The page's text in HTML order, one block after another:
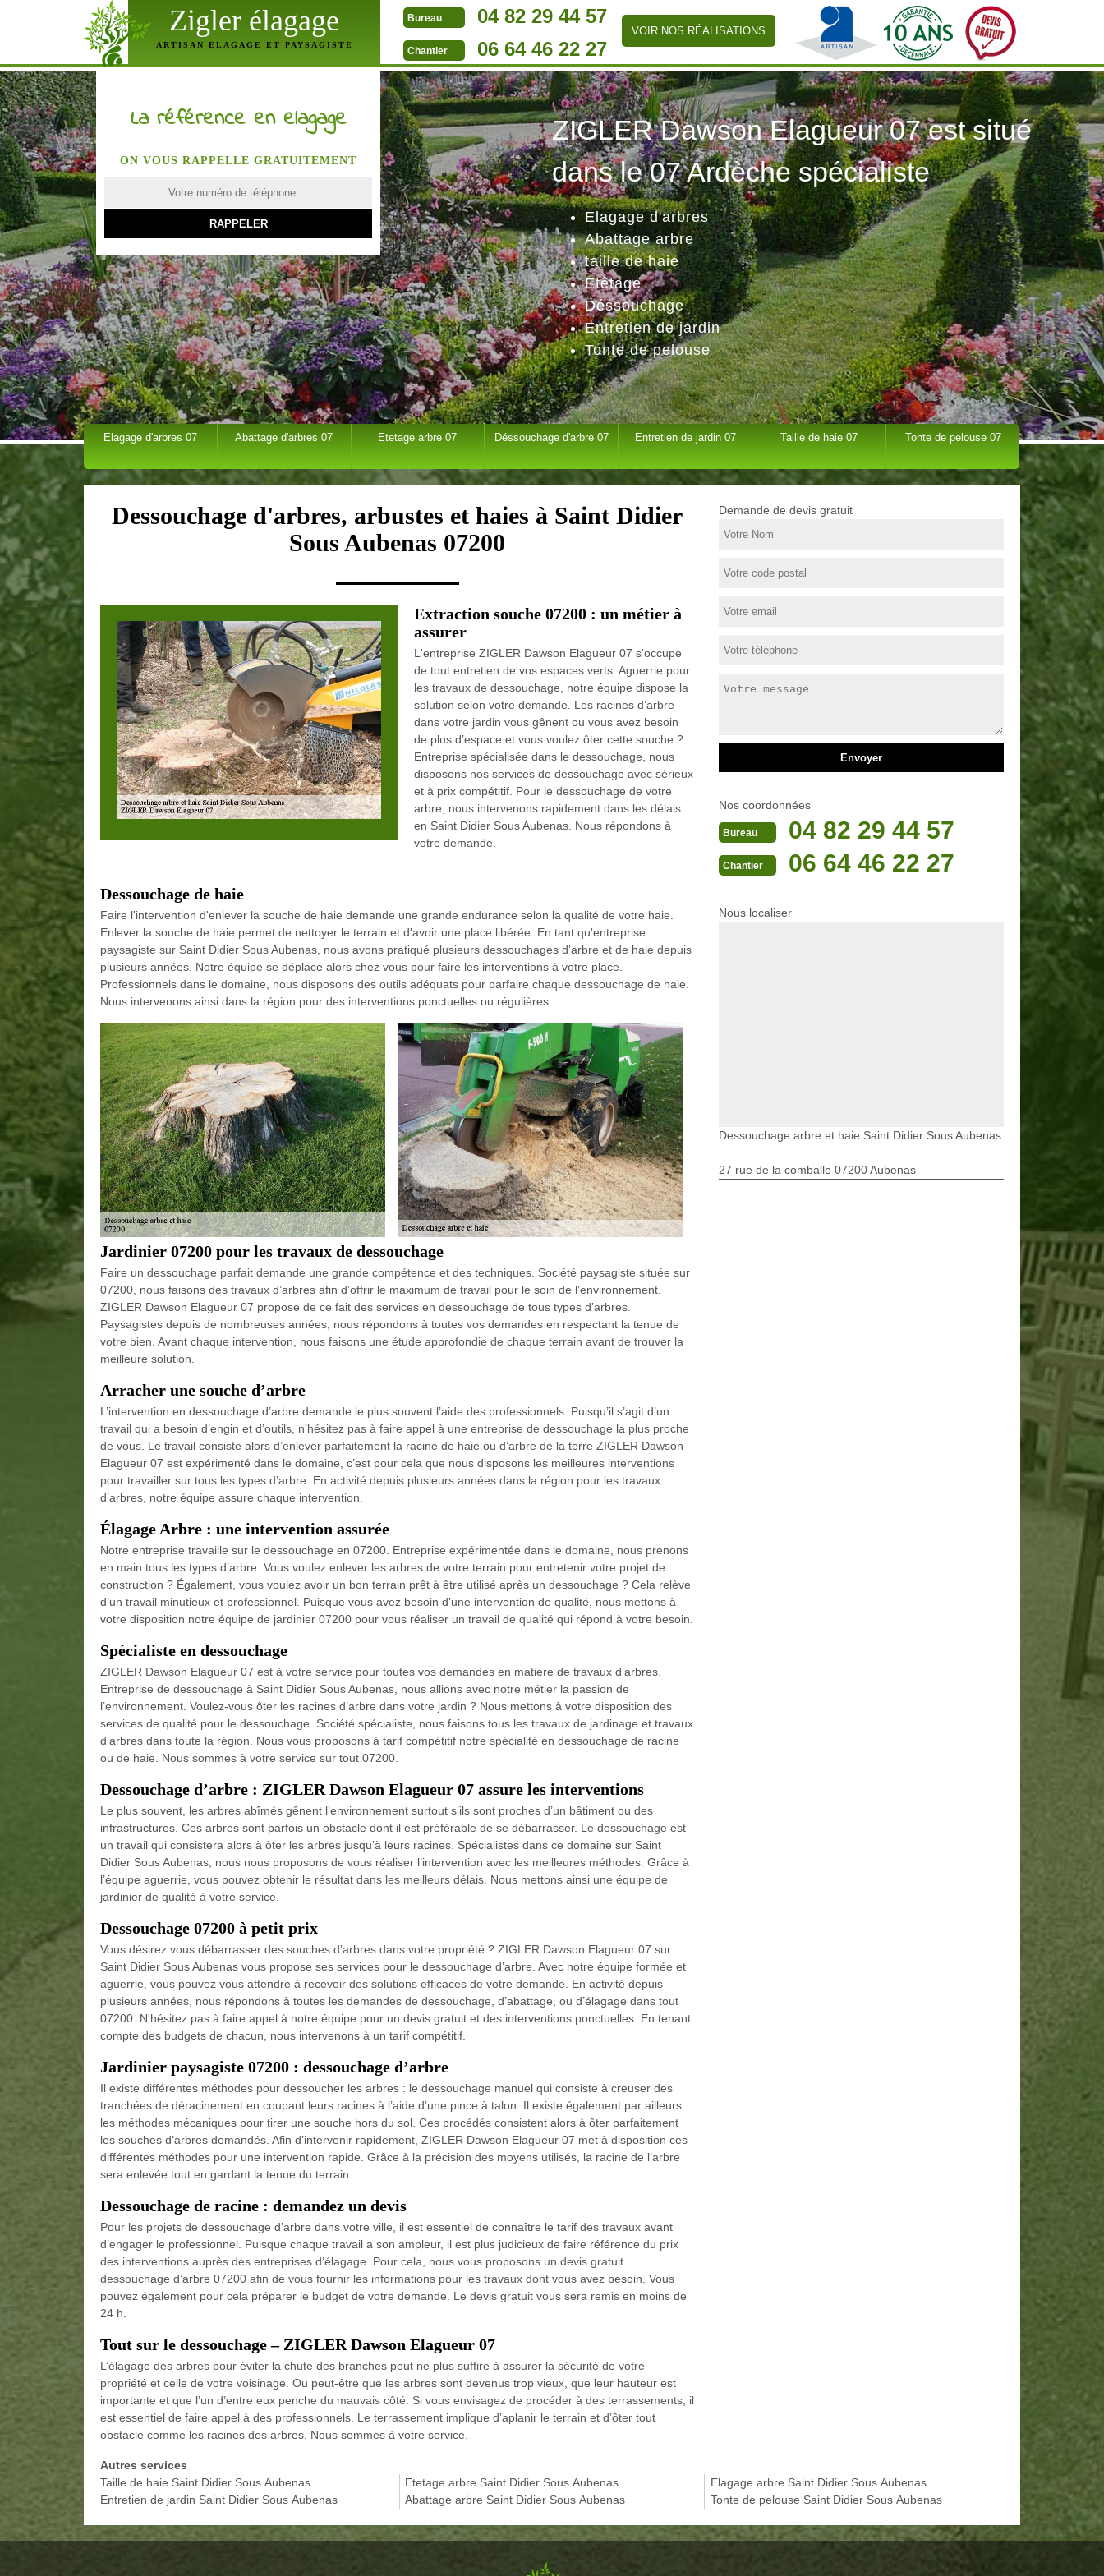
Zigler élagage
ARTISAN ELAGAGE ET PAYSAGISTE
Bureau 04 82 29 44 57
Chantier 06 64 46 22 27
VOIR NOS RÉALISATIONS
ZIGLER Dawson Elagueur 07 est situé
dans le 07 Ardèche spécialiste
Elagage d'arbres
Abattage arbre
taille de haie
Etêtage
Déssouchage
Entretien de jardin
Tonte de pelouse
La référence en elagage
ON VOUS RAPPELLE GRATUITEMENT
Elagage d'arbres 07 Abattage d'arbres 07 Etetage arbre 07 Déssouchage d'arbre 07 Entretien de jardin 07 Taille de haie 07 Tonte de pelouse 07
Dessouchage d'arbres, arbustes et haies à Saint Didier
Sous Aubenas 07200
Extraction souche 07200 : un métier à
assurer
L'entreprise ZIGLER Dawson Elagueur 07 s'occupe
de tout entretien de vos espaces verts. Aguerrie pour
les travaux de dessouchage, notre équipe dispose la
solution selon votre demande. Les racines d’arbre
dans votre jardin vous gênent ou vous avez besoin
de plus d’espace et vous voulez ôter cette souche ?
Entreprise spécialisée dans le dessouchage, nous
disposons nos services de dessouchage avec sérieux
et à prix compétitif. Pour le dessouchage de votre
arbre, nous intervenons rapidement dans les délais
en Saint Didier Sous Aubenas. Nous répondons à
votre demande.
Dessouchage de haie
Faire l'intervention d'enlever la souche de haie demande une grande endurance selon la qualité de votre haie.
Enlever la souche de haie permet de nettoyer le terrain et d'avoir une place libérée. En tant qu'entreprise
paysagiste sur Saint Didier Sous Aubenas, nous avons pratiqué plusieurs dessouchages d’arbre et de haie depuis
plusieurs années. Notre équipe se déplace alors chez vous pour faire les interventions à votre place.
Professionnels dans le domaine, nous disposons des outils adéquats pour parfaire chaque dessouchage de haie.
Nous intervenons ainsi dans la région pour des interventions ponctuelles ou régulières.
Jardinier 07200 pour les travaux de dessouchage
Faire un dessouchage parfait demande une grande compétence et des techniques. Société paysagiste située sur
07200, nous faisons des travaux d’arbres afin d’offrir le maximum de travail pour le soin de l’environnement.
ZIGLER Dawson Elagueur 07 propose de ce fait des services en dessouchage de tous types d’arbres.
Paysagistes depuis de nombreuses années, nous répondons à toutes vos demandes en respectant la tenue de
votre bien. Avant chaque intervention, nous faisons une étude approfondie de chaque terrain avant de trouver la
meilleure solution.
Arracher une souche d’arbre
L’intervention en dessouchage d’arbre demande le plus souvent l’aide des professionnels. Puisqu’il s’agit d’un
travail qui a besoin d’engin et d’outils, n’hésitez pas à faire appel à une entreprise de dessouchage la plus proche
de vous. Le travail consiste alors d’enlever parfaitement la racine de haie ou d’arbre de la terre ZIGLER Dawson
Elagueur 07 est expérimenté dans le domaine, c’est pour cela que nous disposons les meilleures interventions
pour travailler sur tous les types d’arbre. En activité depuis plusieurs années dans la région pour les travaux
d’arbres, notre équipe assure chaque intervention.
Élagage Arbre : une intervention assurée
Notre entreprise travaille sur le dessouchage en 07200. Entreprise expérimentée dans le domaine, nous prenons
en main tous les types d’arbre. Vous voulez enlever les arbres de votre terrain pour entretenir votre projet de
construction ? Également, vous voulez avoir un bon terrain prêt à être utilisé après un dessouchage ? Cela relève
d’un travail minutieux et professionnel. Puisque vous avez besoin d’une intervention de qualité, nous mettons à
votre disposition notre équipe de jardinier 07200 pour vous réaliser un travail de qualité qui répond à votre besoin.
Spécialiste en dessouchage
ZIGLER Dawson Elagueur 07 est à votre service pour toutes vos demandes en matière de travaux d’arbres.
Entreprise de dessouchage à Saint Didier Sous Aubenas, nous allions avec notre métier la passion de
l’environnement. Voulez-vous ôter les racines d’arbre dans votre jardin ? Nous mettons à votre disposition des
services de qualité pour le dessouchage. Société spécialiste, nous faisons tous les travaux de jardinage et travaux
d’arbres dans toute la région. Nous vous proposons à tarif compétitif notre spécialité en dessouchage de racine
ou de haie. Nous sommes à votre service sur tout 07200.
Dessouchage d’arbre : ZIGLER Dawson Elagueur 07 assure les interventions
Le plus souvent, les arbres abîmés gênent l’environnement surtout s’ils sont proches d’un bâtiment ou des
infrastructures. Ces arbres sont parfois un obstacle dont il est préférable de se débarrasser. Le dessouchage est
un travail qui consistera alors à ôter les arbres jusqu’à leurs racines. Spécialistes dans ce domaine sur Saint
Didier Sous Aubenas, nous nous proposons de vous réaliser l’intervention avec les meilleures méthodes. Grâce à
l’équipe aguerrie, vous pouvez obtenir le résultat dans les meilleurs délais. Nous mettons ainsi une équipe de
jardinier de qualité à votre service.
Dessouchage 07200 à petit prix
Vous désirez vous débarrasser des souches d’arbres dans votre propriété ? ZIGLER Dawson Elagueur 07 sur
Saint Didier Sous Aubenas vous propose ses services pour le dessouchage d’arbre. Avec notre équipe formée et
aguerrie, vous pouvez vous attendre à recevoir des solutions efficaces de votre demande. En activité depuis
plusieurs années, nous répondons à toutes les demandes de dessouchage, d’abattage, ou d’élagage dans tout
07200. N'hésitez pas à faire appel à notre équipe pour un devis gratuit et des interventions ponctuelles. En tenant
compte des budgets de chacun, nous intervenons à un tarif compétitif.
Jardinier paysagiste 07200 : dessouchage d’arbre
Il existe différentes méthodes pour dessoucher les arbres : le dessouchage manuel qui consiste à creuser des
tranchées de déracinement en coupant leurs racines à l’aide d’une pince à talon. Il existe également par ailleurs
les méthodes mécaniques pour tirer une souche hors du sol. Ces procédés consistent alors à ôter parfaitement
les souches d’arbres demandés. Afin d’intervenir rapidement, ZIGLER Dawson Elagueur 07 met à disposition ces
différentes méthodes pour une intervention rapide. Grâce à la précision des moyens utilisés, la racine de l’arbre
sera enlevée tout en gardant la tenue du terrain.
Dessouchage de racine : demandez un devis
Pour les projets de dessouchage d’arbre dans votre ville, il est essentiel de connaître le tarif des travaux avant
d’engager le professionnel. Puisque chaque travail a son ampleur, il est plus judicieux de faire référence du prix
des interventions auprès des entreprises d’élagage. Pour cela, nous vous proposons un devis gratuit
dessouchage d’arbre 07200 afin de vous fournir les informations pour les travaux dont vous avez besoin. Vous
pouvez également pour cela préparer le budget de votre demande. Le devis gratuit vous sera remis en moins de
24 h.
Tout sur le dessouchage – ZIGLER Dawson Elagueur 07
L’élagage des arbres pour éviter la chute des branches peut ne plus suffire à assurer la sécurité de votre
propriété et celle de votre voisinage. Ou peut-être que les arbres sont devenus trop vieux, que leur hauteur est
importante et que l’un d’entre eux penche du mauvais côté. Si vous envisagez de procéder à des terrassements, il
est essentiel de faire appel à des professionnels. Le terrassement implique d’aplanir le terrain et d’ôter tout
obstacle comme les racines des arbres. Nous sommes à votre service.
Demande de devis gratuit
Nos coordonnées
Bureau 04 82 29 44 57
Chantier 06 64 46 22 27
Nous localiser
Dessouchage arbre et haie Saint Didier Sous Aubenas
27 rue de la comballe 07200 Aubenas
Autres services
Taille de haie Saint Didier Sous Aubenas
Entretien de jardin Saint Didier Sous Aubenas
Etetage arbre Saint Didier Sous Aubenas
Abattage arbre Saint Didier Sous Aubenas
Elagage arbre Saint Didier Sous Aubenas
Tonte de pelouse Saint Didier Sous Aubenas